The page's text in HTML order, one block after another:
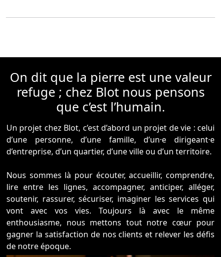
On dit que la pierre est une valeur
refuge ; chez Blot nous pensons
que c’est l’humain.
Un projet chez Blot, c’est d’abord un projet de vie : celui
d’une personne, d’une famille, d’un·e dirigeant·e
d’entreprise, d’un quartier, d’une ville ou d’un territoire.
Nous sommes là pour écouter, accueillir, comprendre,
lire entre les lignes, accompagner, anticiper, alléger,
soutenir, rassurer, sécuriser, imaginer les services qui
vont avec vos vies. Toujours là avec le même
enthousiasme, nous mettons tout notre cœur pour
gagner la satisfaction de nos clients et relever les défis
de notre époque.